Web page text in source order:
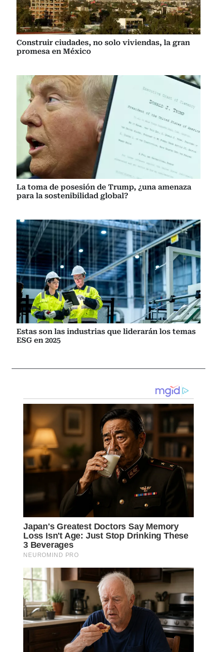
Construir ciudades, no solo viviendas, la gran
promesa en México
La toma de posesión de Trump, ¿una amenaza
para la sostenibilidad global?
Estas son las industrias que liderarán los temas
ESG en 2025